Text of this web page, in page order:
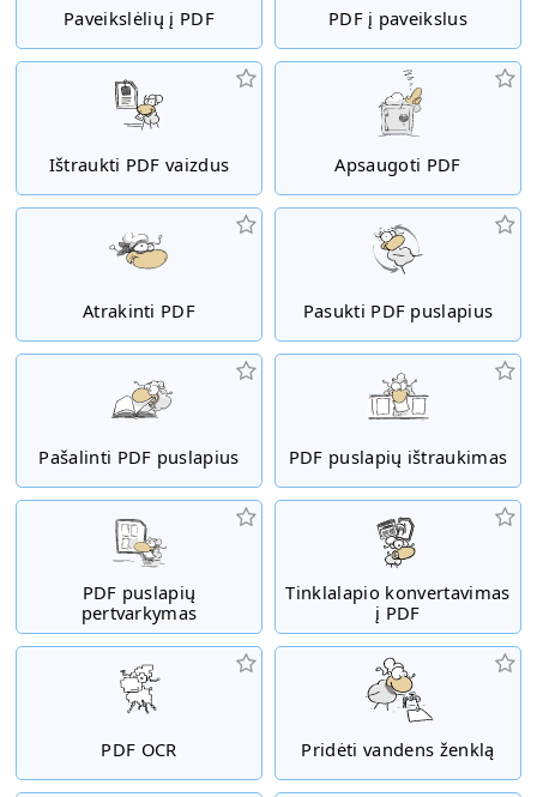
Paveikslėlių į PDF PDF į paveikslus
Ištraukti PDF vaizdus Apsaugoti PDF
Atrakinti PDF Pasukti PDF puslapius
Pašalinti PDF puslapius PDF puslapių ištraukimas
PDF puslapių
pertvarkymas
Tinklalapio konvertavimas
į PDF
PDF OCR Pridėti vandens ženklą